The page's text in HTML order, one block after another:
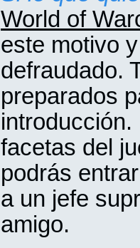
World of
este motivo
defraudado.
preparados
facetas del
podrás
a un jefe
amigo.